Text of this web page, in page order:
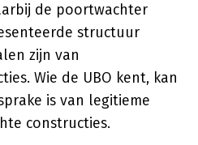
de poortwachter
structuur
zijn van
Wie de UBO kent, kan
is van legitieme
constructies.